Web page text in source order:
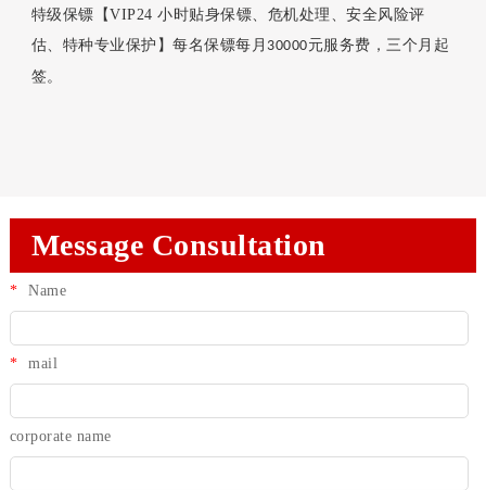
特级保镖【VIP24小时贴身保镖、危机处理、安全风险评
估、特种专业保护】每名保镖每月 30000元服务费，三个月起
签。
Message Consultation
* Name
* mail
corporate name